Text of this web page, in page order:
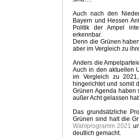
Auch nach den
Bayern und Hessen
Politik der Ampel
erkennbar.
Denn die Grünen
aber im Vergleich zu
Anders die
Auch in den aktuellen
im Vergleich zu
hingerichtet und somit
Grünen Agenda haben
außer Acht gelassen
Das grundsätzliche
Grünen sind halt die
Wahlprogramm 2021
deutlich gemacht.